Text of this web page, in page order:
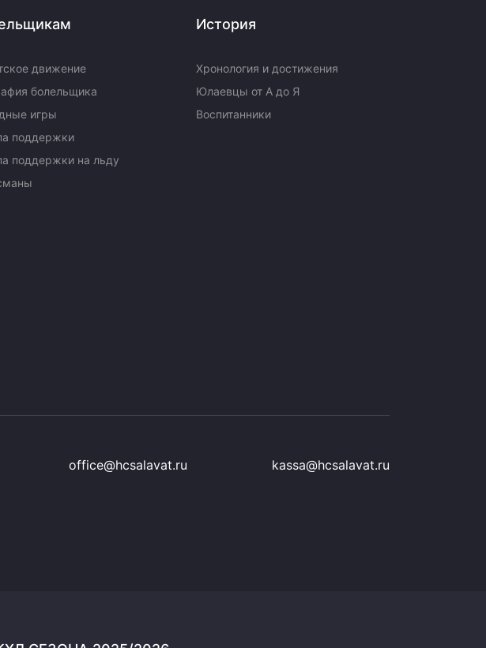
движение
болельщика
игры
поддержки
поддержки на льду
История
Хронология и достижения
Юлаевцы от А до Я
Воспитанники
office@hcsalavat.ru kassa@hcsalavat.ru